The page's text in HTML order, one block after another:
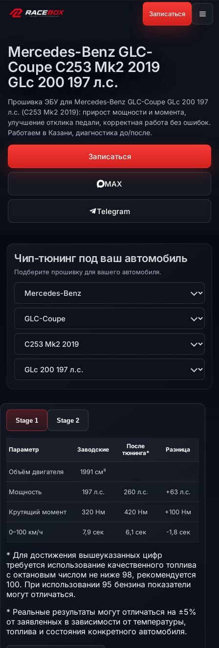
Записаться
Mercedes-Benz GLC-
Coupe C253 Mk2 2019
GLc 200 197 л.с.
Прошивка ЭБУ для Mercedes-Benz GLC-Coupe GLc 200 197
л.с. (C253 Mk2 2019): прирост мощности и момента,
улучшение отклика педали, корректная работа без ошибок.
Работаем в Казани, диагностика до/после.
Записаться
MAX
Telegram
Чип-тюнинг под ваш автомобиль
Подберите прошивку для вашего автомобиля.
Марка
Модель
Поколение
Двигатель
Stage 1 Stage 2
Параметр Заводские
После
тюнинга*
Разница
Объём двигателя 1991 см³
Мощность 197 л.с. 260 л.с. +63 л.с.
Крутящий момент 320 Нм 420 Нм +100 Нм
0–100 км/ч 7,9 сек 6,1 сек -1,8 сек
* Для достижения вышеуказанных цифр
требуется использование качественного топлива
с октановым числом не ниже 98, рекомендуется
100. При использовании 95 бензина показатели
могут отличаться.
* Реальные результаты могут отличаться на ±5%
от заявленных в зависимости от температуры,
топлива и состояния конкретного автомобиля.